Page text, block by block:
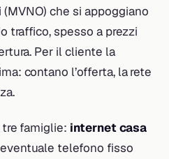
(MVNO) che si appoggiano
traffico, spesso a prezzi
Per il cliente la
contano l’offerta, la rete
famiglie: internet casa
eventuale telefono fisso